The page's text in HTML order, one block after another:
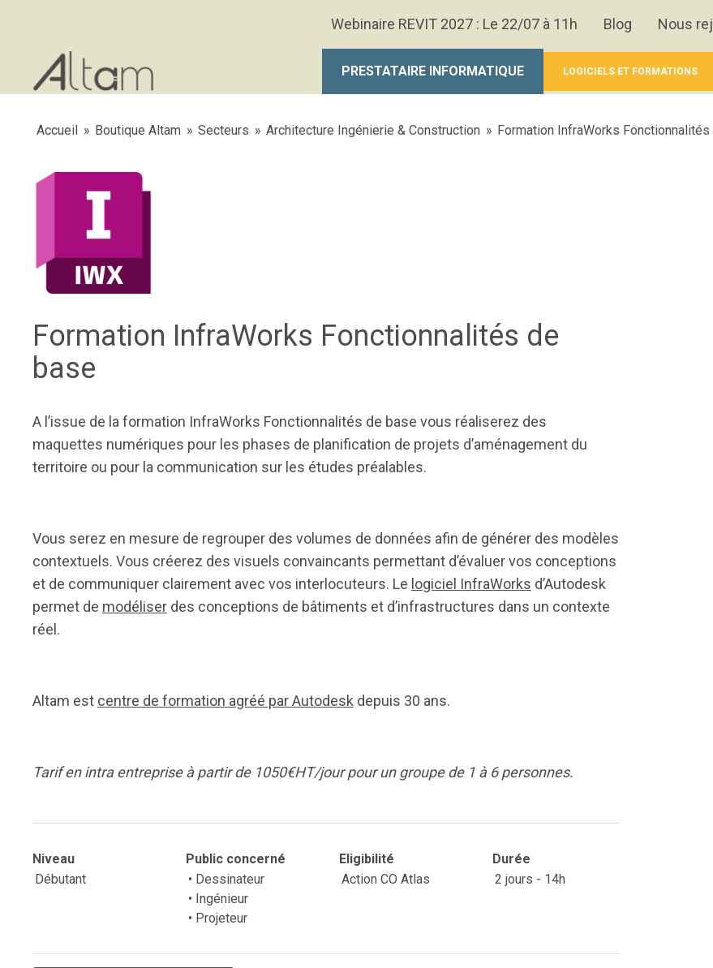
Webinaire REVIT 2027 : Le 22/07 à 11h Blog Nous
PRESTATAIRE INFORMATIQUE LOGICIELS ET FORMATIONS
Accueil » Boutique Altam » Secteurs » Architecture Ingénierie & Construction » Formation InfraWorks
Formation InfraWorks Fonctionnalités de
base
A l’issue de la formation InfraWorks Fonctionnalités de base vous réaliserez des
maquettes numériques pour les phases de planification de projets d’aménagement du
territoire ou pour la communication sur les études préalables.
Vous serez en mesure de regrouper des volumes de données afin de générer des modèles
contextuels. Vous créerez des visuels convaincants permettant d’évaluer vos conceptions
et de communiquer clairement avec vos interlocuteurs. Le logiciel InfraWorks d’Autodesk
permet de modéliser des conceptions de bâtiments et d’infrastructures dans un contexte
réel.
Altam est centre de formation agréé par Autodesk depuis 30 ans.
Tarif en intra entreprise à partir de 1050€HT/jour pour un groupe de 1 à 6 personnes.
Niveau
Débutant
Public concerné
• Dessinateur
• Ingénieur
• Projeteur
Eligibilité
Action CO Atlas
Durée
2 jours - 14h